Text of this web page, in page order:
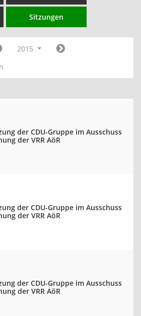
Sitzungen
2015
der CDU-Gruppe im Ausschuss
der VRR AöR
der CDU-Gruppe im Ausschuss
der VRR AöR
der CDU-Gruppe im Ausschuss
der VRR AöR